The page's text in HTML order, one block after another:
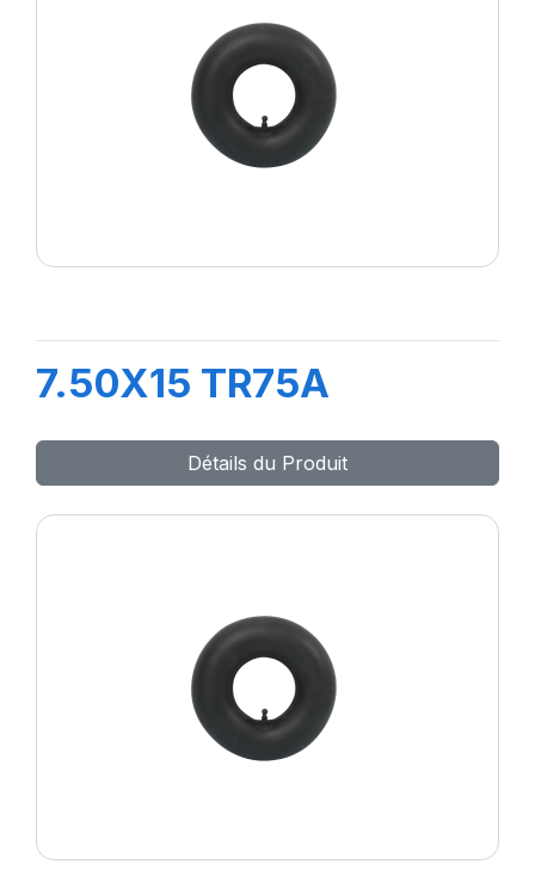
7.50X15 TR75A
Détails du Produit